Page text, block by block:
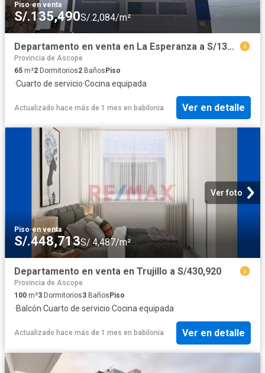
Piso·en venta
S/.135,490S/.2,084/m²
Departamento en venta en La Esperanza a S/130,500
Provincia de Ascope
65 m²2 Dormitorios2 BañosPiso
·Cuarto de servicio·Cocina equipada
Actualizado hace más de 1 mes en babilonia Ver en detalle
Ver foto
Piso·en venta
S/.448,713S/.4,487/m²
Departamento en venta en Trujillo a S/430,920
Provincia de Ascope
100 m²3 Dormitorios3 Baños Piso
·Balcón·Cuarto de servicio·Cocina equipada
Actualizado hace más de 1 mes en babilonia Ver en detalle